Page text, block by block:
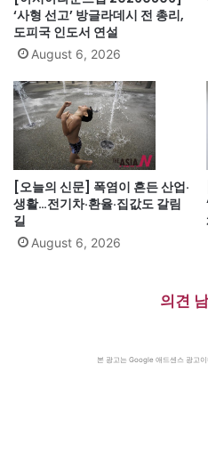
‘사형 선고’ 방글라데시 전 총리,
도피국 인도서 연설
August 6, 2026
[오늘의 신문] 폭염이 흔든 산업·
생활…전기차·환율·집값도 갈림
길
August 6, 2026
의견
본 광고는 Google 애드센스 광고